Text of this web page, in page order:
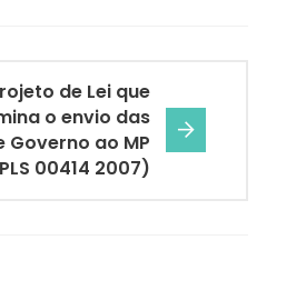
de Lei que
o envio das
Governo ao MP
00414 2007)